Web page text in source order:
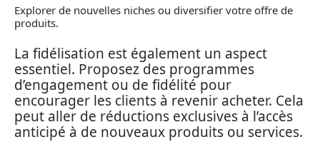
Explorer de nouvelles niches ou diversifier votre offre de
produits.
La fidélisation est également un aspect
essentiel. Proposez des programmes
d’engagement ou de fidélité pour
encourager les clients à revenir acheter. Cela
peut aller de réductions exclusives à l’accès
anticipé à de nouveaux produits ou services.